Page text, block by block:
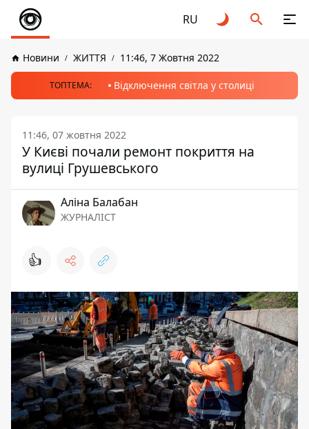
RU
Новини ЖИТТЯ 11:46, 7 Жовтня 2022
ТОПТЕМА: Відключення світла у столиці
11:46, 07 жовтня 2022
У Києві почали ремонт покриття на
вулиці Грушевського
Аліна Балабан
ЖУРНАЛІСТ
👍